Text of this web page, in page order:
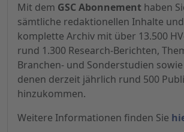
Mit dem GSC Abonnement haben
sämtliche redaktionellen Inhalte
komplette Archiv mit über 13.500
rund 1.300 Research-Berichten,
Branchen- und Sonderstudien
denen derzeit jährlich rund 500
hinzukommen.
Weitere Informationen finden Sie